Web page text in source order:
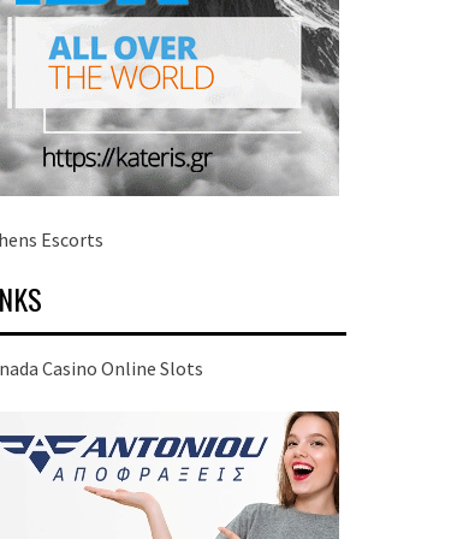
Escorts
Casino Online Slots